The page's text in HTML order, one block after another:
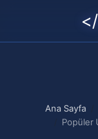
Ana Sayfa
Popüler